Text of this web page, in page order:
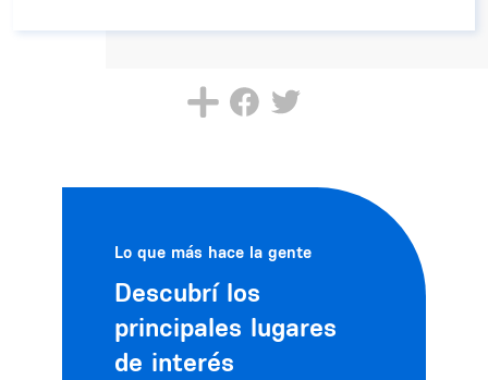
Lo que más hace la gente
Descubrí los
principales lugares
de interés